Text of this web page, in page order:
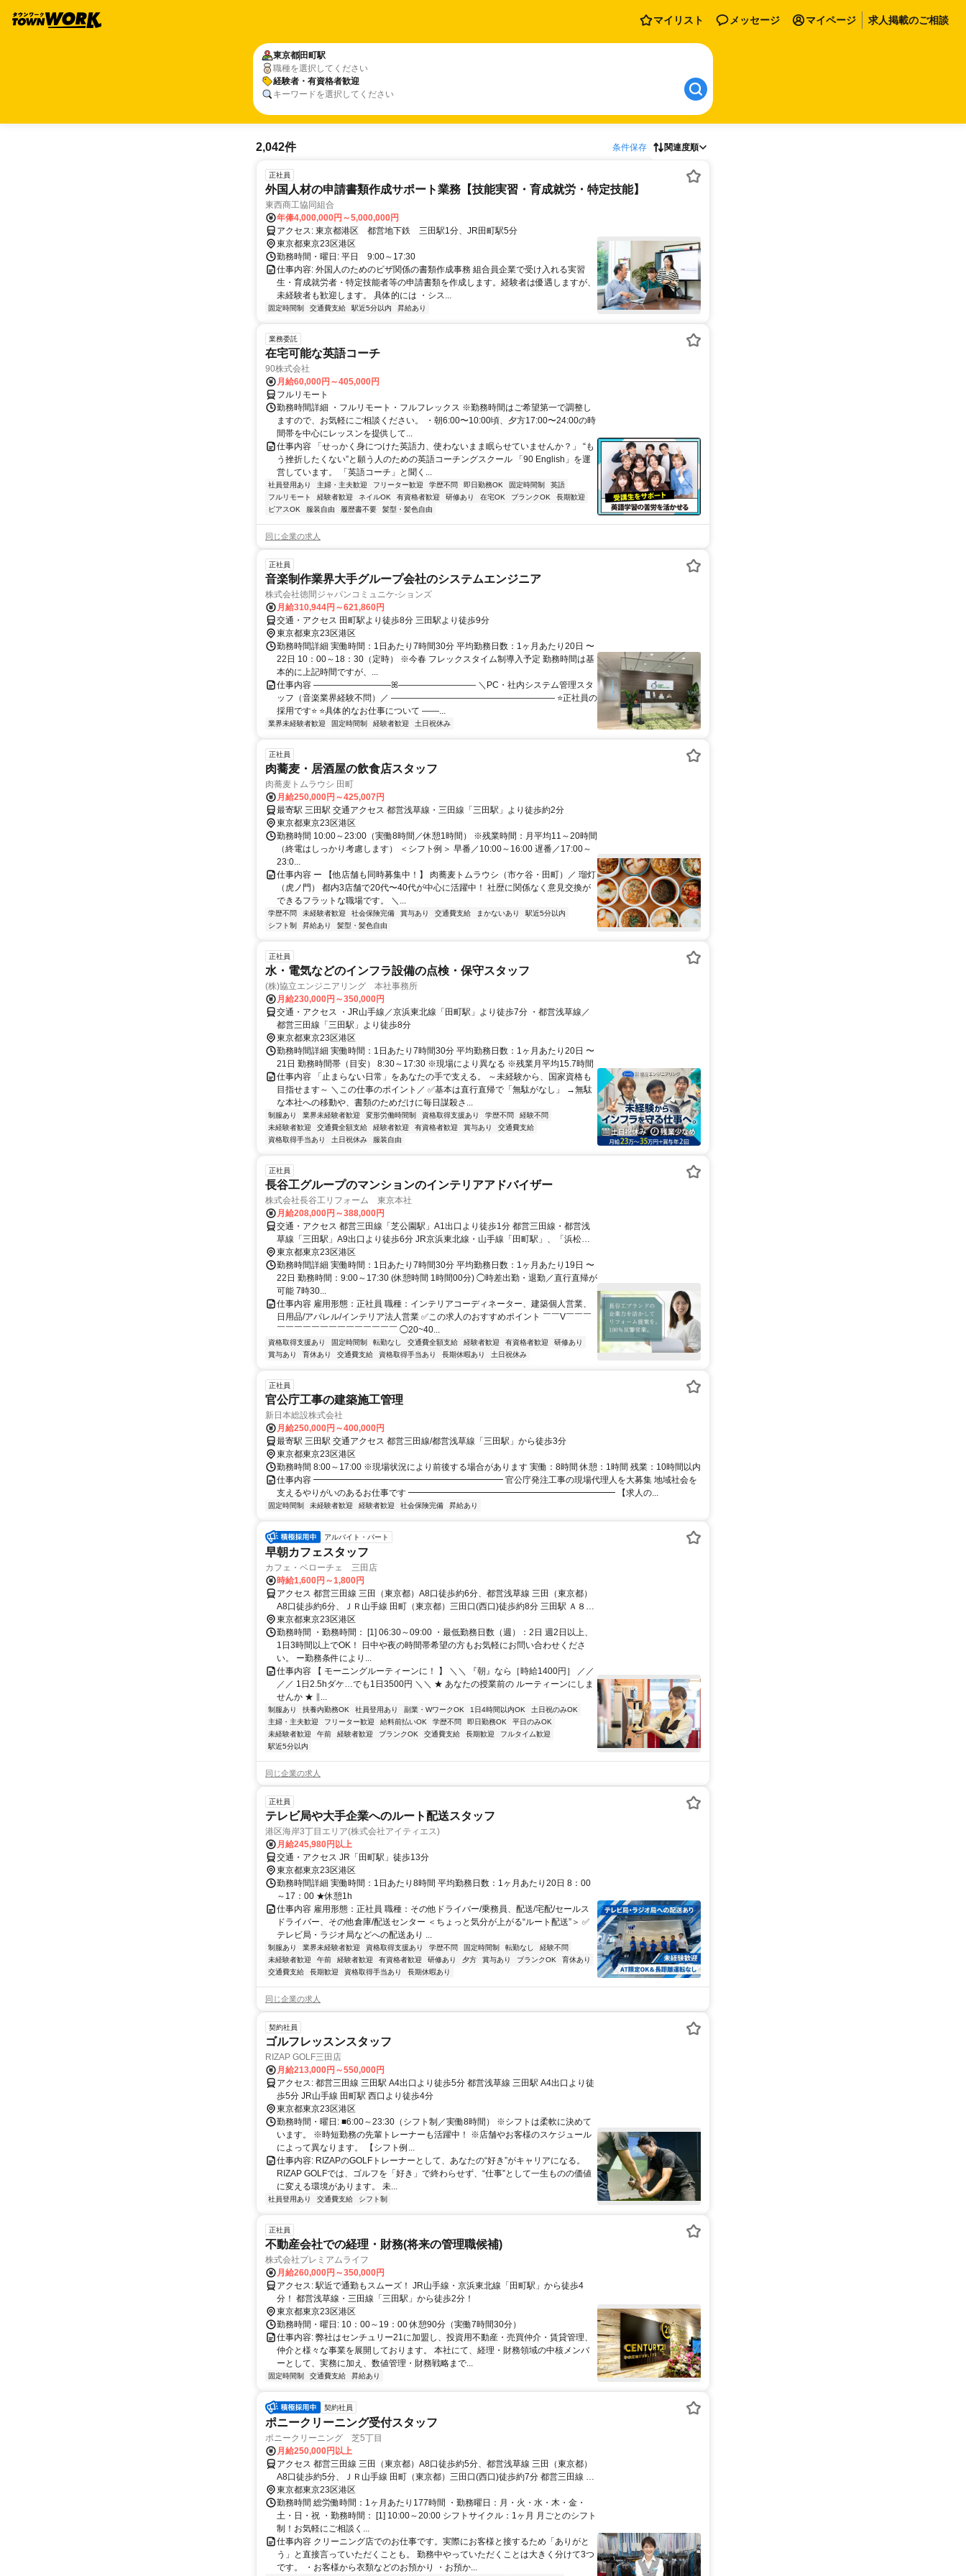
マイリスト メッセージ マイページ 求人掲載のご相談
東京都 田町駅
職種を選択してください
経験者・有資格者歓迎
キーワードを選択してください
2,042件 条件保存 関連度順
正社員
外国人材の申請書類作成サポート業務【技能実習・育成就労・特定技能】
東西商工協同組合
年俸4,000,000円～5,000,000円
アクセス: 東京都港区 都営地下鉄 三田駅1分、JR田町駅5分
東京都東京23区港区
勤務時間・曜日: 平日 9:00～17:30
仕事内容: 外国人のためのビザ関係の書類作成事務 組合員企業で受け入れる実習
生・育成就労者・特定技能者等の申請書類を作成します。経験者は優遇しますが、
未経験者も歓迎します。 具体的には ・シス...
固定時間制 交通費支給 駅近5分以内 昇給あり
業務委託
在宅可能な英語コーチ
90株式会社
月給60,000円～405,000円
フルリモート
勤務時間詳細 ・フルリモート・フルフレックス ※勤務時間はご希望第一で調整し
ますので、お気軽にご相談ください。 ・朝6:00〜10:00頃、夕方17:00〜24:00の時
間帯を中心にレッスンを提供して...
仕事内容 「せっかく身につけた英語力、使わないまま眠らせていませんか？」 “も
う挫折したくない”と願う人のための英語コーチングスクール 「90 English」を運
営しています。 「英語コーチ」と聞く...
社員登用あり 主婦・主夫歓迎 フリーター歓迎 学歴不問 即日勤務OK 固定時間制
英語
フルリモート
経験者歓迎 ネイルOK 有資格者歓迎 研修あり 在宅OK ブランクOK
長期歓迎
ピアスOK
服装自由 履歴書不要 髪型・髪色自由
同じ企業の求人
正社員
音楽制作業界大手グループ会社のシステムエンジニア
株式会社徳間ジャパンコミュニケ-ションズ
月給310,944円～621,860円
交通・アクセス 田町駅より徒歩8分 三田駅より徒歩9分
東京都東京23区港区
勤務時間詳細 実働時間：1日あたり7時間30分 平均勤務日数：1ヶ月あたり20日 〜
22日 10：00～18：30（定時） ※今春 フレックスタイム制導入予定 勤務時間は基
本的に上記時間ですが、...
仕事内容 ―――――――――ꕤ――――――――― ＼PC・社内システム管理スタ
ッフ（音楽業界経験不問）／ ――――――――――――――――――― ⭐正社員の
採用です⭐ ⭐具体的なお仕事について ――...
業界未経験者歓迎 固定時間制 経験者歓迎 土日祝休み
正社員
肉蕎麦・居酒屋の飲食店スタッフ
肉蕎麦トムラウシ 田町
月給250,000円～425,007円
最寄駅 三田駅 交通アクセス 都営浅草線・三田線「三田駅」より徒歩約2分
東京都東京23区港区
勤務時間 10:00～23:00（実働8時間／休憩1時間） ※残業時間：月平均11～20時間
（終電はしっかり考慮します） ＜シフト例＞ 早番／10:00～16:00 遅番／17:00～
23:0...
仕事内容 ー 【他店舗も同時募集中！】 肉蕎麦トムラウシ（市ケ谷・田町）／ 瑠灯
（虎ノ門） 都内3店舗で20代〜40代が中心に活躍中！ 社歴に関係なく意見交換が
できるフラットな職場です。 ＼...
学歴不問 未経験者歓迎 社会保険完備 賞与あり 交通費支給 まかないあり
駅近5分以内
シフト制
昇給あり 髪型・髪色自由
正社員
水・電気などのインフラ設備の点検・保守スタッフ
(株)協立エンジニアリング 本社事務所
月給230,000円～350,000円
交通・アクセス ・JR山手線／京浜東北線「田町駅」より徒歩7分 ・都営浅草線／
都営三田線「三田駅」より徒歩8分
東京都東京23区港区
勤務時間詳細 実働時間：1日あたり7時間30分 平均勤務日数：1ヶ月あたり20日 〜
21日 勤務時間帯（目安） 8:30～17:30 ※現場により異なる ※残業月平均15.7時間
仕事内容 「止まらない日常」をあなたの手で支える。 ～未経験から、国家資格も
目指せます～ ＼この仕事のポイント／ ✅基本は直行直帰で「無駄がなし」 →無駄
な本社への移動や、書類のためだけに毎日謀殺さ...
制服あり 業界未経験者歓迎 変形労働時間制 資格取得支援あり 学歴不問
経験不問
未経験者歓迎
交通費全額支給 経験者歓迎 有資格者歓迎 賞与あり
交通費支給
資格取得手当あり
土日祝休み 服装自由
正社員
長谷工グループのマンションのインテリアアドバイザー
株式会社長谷工リフォーム 東京本社
月給208,000円～388,000円
交通・アクセス 都営三田線「芝公園駅」A1出口より徒歩1分 都営三田線・都営浅
草線「三田駅」A9出口より徒歩6分 JR京浜東北線・山手線「田町駅」、「浜松町
駅」徒歩12分
東京都東京23区港区
勤務時間詳細 実働時間：1日あたり7時間30分 平均勤務日数：1ヶ月あたり19日 〜
22日 勤務時間：9:00～17:30 (休憩時間 1時間00分) ◯時差出勤・退勤／直行直帰が
可能 7時30...
仕事内容 雇用形態：正社員 職種：インテリアコーディネーター、建築個人営業、
日用品/アパレル/インテリア法人営業 ✅この求人のおすすめポイント ￣￣V￣￣￣
￣￣￣￣￣￣￣￣￣￣￣￣￣￣ ◯20~40...
資格取得支援あり 固定時間制 転勤なし 交通費全額支給 経験者歓迎 有資格者歓迎
研修あり
賞与あり
育休あり 交通費支給 資格取得手当あり 長期休暇あり 土日祝休み
正社員
官公庁工事の建築施工管理
新日本総設株式会社
月給250,000円～400,000円
最寄駅 三田駅 交通アクセス 都営三田線/都営浅草線「三田駅」から徒歩3分
東京都東京23区港区
勤務時間 8:00～17:00 ※現場状況により前後する場合があります 実働：8時間 休憩：1時間 残業：10時間以内
仕事内容 ━━━━━━━━━━━━━━━━━━━━━━ 官公庁発注工事の現場代理人を大募集 地域社会を
支えるやりがいのあるお仕事です ━━━━━━━━━━━━━━━━━━━━━━━━ 【求人の...
固定時間制 未経験者歓迎 経験者歓迎 社会保険完備 昇給あり
アルバイト・パート
早朝カフェスタッフ
カフェ・ベローチェ 三田店
時給1,600円～1,800円
アクセス 都営三田線 三田（東京都）A8口徒歩約6分、都営浅草線 三田（東京都）
A8口徒歩約6分、ＪＲ山手線 田町（東京都）三田口(西口)徒歩約8分 三田駅 Ａ８出
口徒歩4分、田町駅 西口徒歩5分
東京都東京23区港区
勤務時間 ・勤務時間： [1] 06:30～09:00 ・最低勤務日数（週）：2日 週2日以上、
1日3時間以上でOK！ 日中や夜の時間帯希望の方もお気軽にお問い合わせくださ
い。 ー勤務条件により...
仕事内容 【 モーニングルーティーンに！ 】 ＼＼ 『朝』なら［時給1400円］ ／／
／／ 1日2.5hダケ…でも1日3500円 ＼＼ ★ あなたの授業前の ルーティーンにしま
せんか ★ ∥...
制服あり 扶養内勤務OK 社員登用あり 副業・WワークOK 1日4時間以内OK
土日祝のみOK
主婦・主夫歓迎
フリーター歓迎 給料前払いOK 学歴不問 即日勤務OK
平日のみOK
未経験者歓迎
午前 経験者歓迎 ブランクOK 交通費支給 長期歓迎
フルタイム歓迎
駅近5分以内
同じ企業の求人
正社員
テレビ局や大手企業へのルート配送スタッフ
港区海岸3丁目エリア(株式会社アイティエス)
月給245,980円以上
交通・アクセス JR「田町駅」徒歩13分
東京都東京23区港区
勤務時間詳細 実働時間：1日あたり8時間 平均勤務日数：1ヶ月あたり20日 8：00
～17：00 ★休憩1h
仕事内容 雇用形態：正社員 職種：その他ドライバー/乗務員、配送/宅配/セールス
ドライバー、その他倉庫/配送センター ＜ちょっと気分が上がる“ルート配送”＞ ✅
テレビ局・ラジオ局などへの配送あり ...
制服あり 業界未経験者歓迎 資格取得支援あり 学歴不問 固定時間制 転勤なし
経験不問
未経験者歓迎
午前 経験者歓迎 有資格者歓迎 研修あり 夕方 賞与あり ブランクOK
育休あり
交通費支給
長期歓迎 資格取得手当あり 長期休暇あり
同じ企業の求人
契約社員
ゴルフレッスンスタッフ
RIZAP GOLF三田店
月給213,000円～550,000円
アクセス: 都営三田線 三田駅 A4出口より徒歩5分 都営浅草線 三田駅 A4出口より徒
歩5分 JR山手線 田町駅 西口より徒歩4分
東京都東京23区港区
勤務時間・曜日: ■6:00～23:30（シフト制／実働8時間） ※シフトは柔軟に決めて
います。 ※時短勤務の先輩トレーナーも活躍中！ ※店舗やお客様のスケジュール
によって異なります。 【シフト例...
仕事内容: RIZAPのGOLFトレーナーとして、あなたの“好き”がキャリアになる。
RIZAP GOLFでは、ゴルフを「好き」で終わらせず、“仕事”として一生ものの価値
に変える環境があります。 未...
社員登用あり 交通費支給 シフト制
正社員
不動産会社での経理・財務(将来の管理職候補)
株式会社プレミアムライフ
月給260,000円～350,000円
アクセス: 駅近で通勤もスムーズ！ JR山手線・京浜東北線「田町駅」から徒歩4
分！ 都営浅草線・三田線「三田駅」から徒歩2分！
東京都東京23区港区
勤務時間・曜日: 10：00～19：00 休憩90分（実働7時間30分）
仕事内容: 弊社はセンチュリー21に加盟し、投資用不動産・売買仲介・賃貸管理、
仲介と様々な事業を展開しております。 本社にて、経理・財務領域の中核メンバ
ーとして、実務に加え、数値管理・財務戦略まで...
固定時間制 交通費支給 昇給あり
契約社員
ポニークリーニング受付スタッフ
ポニークリーニング 芝5丁目
月給250,000円以上
アクセス 都営三田線 三田（東京都）A8口徒歩約5分、都営浅草線 三田（東京都）
A8口徒歩約5分、ＪＲ山手線 田町（東京都）三田口(西口)徒歩約7分 都営三田線 三
田駅A8口より徒歩5分、 JR山手線 田町駅三田口（西口）より徒歩7分 ※浜松町
駅・田町駅・三田駅から徒歩圏内！
東京都東京23区港区
勤務時間 総労働時間：1ヶ月あたり177時間 ・勤務曜日：月・火・水・木・金・
土・日・祝 ・勤務時間： [1] 10:00～20:00 シフトサイクル：1ヶ月 月ごとのシフト
制！お気軽にご相談く...
仕事内容 クリーニング店でのお仕事です。実際にお客様と接するため「ありがと
う」と直接言っていただくことも。 勤務中やっていただくことは大きく分けて3つ
です。 ・お客様から衣類などのお預かり ・お預か...